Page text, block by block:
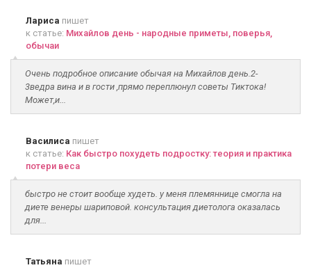
Лариса пишет
к статье: Михайлов день - народные приметы, поверья,
обычаи
Очень подробное описание обычая на Михайлов день.2-
3ведра вина и в гости ,прямо переплюнул советы Тиктока!
Может,и...
Василиса пишет
к статье: Как быстро похудеть подростку: теория и практика
потери веса
быстро не стоит вообще худеть. у меня племяннице смогла на
диете венеры шариповой. консультация диетолога оказалась
для...
Татьяна пишет